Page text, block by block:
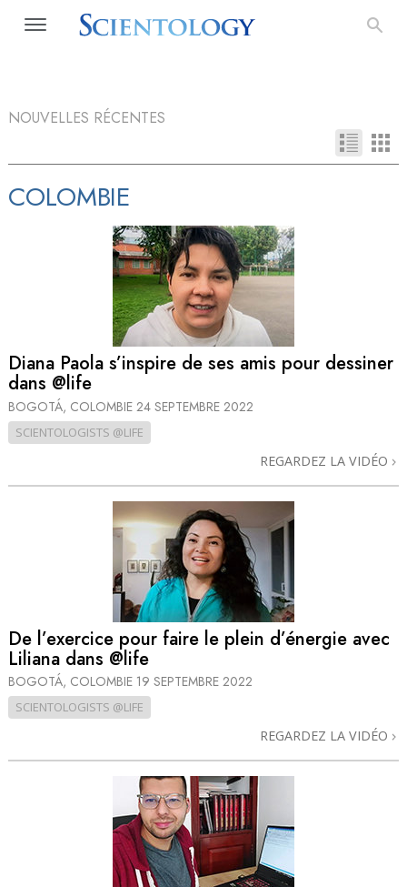
NOUVELLES RÉCENTES
COLOMBIE
Diana Paola s’inspire de ses amis pour dessiner
dans @life
BOGOTÁ, COLOMBIE 24 SEPTEMBRE 2022
SCIENTOLOGISTS @LIFE
REGARDEZ LA VIDÉO
De l’exercice pour faire le plein d’énergie avec
Liliana dans @life
BOGOTÁ, COLOMBIE 19 SEPTEMBRE 2022
SCIENTOLOGISTS @LIFE
REGARDEZ LA VIDÉO